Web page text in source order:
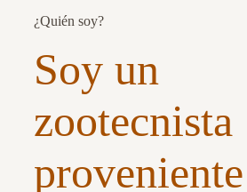
¿Quién soy?
Soy un
zootecnista